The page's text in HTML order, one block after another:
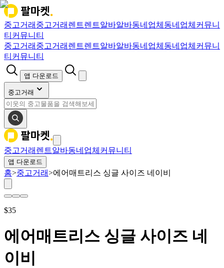
중고거래 중고거래 렌트렌트알바알바동네업체 동네업체 커뮤니
티 커뮤니티
중고거래 중고거래 렌트렌트알바알바동네업체 동네업체 커뮤니
티 커뮤니티
앱 다운로드
중고거래
중고거래 렌트알바동네업체 커뮤니티
앱 다운로드
홈>중고거래>에어매트리스 싱글 사이즈 네이비
$35
에어매트리스 싱글 사이즈 네
이비